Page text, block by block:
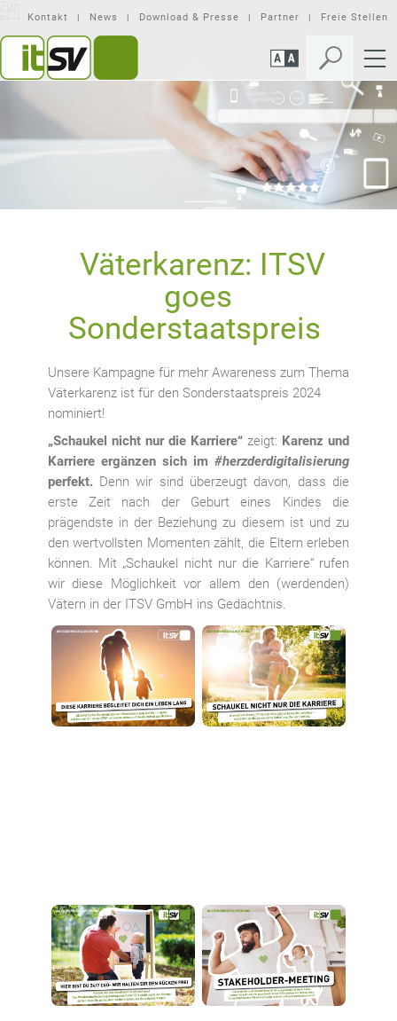
Seiteninhalt
springen
Mobilen
Navigation
springen
Kontakt News Download & Presse Partner Freie Stellen
Väterkarenz: ITSV
goes
Sonderstaatspreis
Unsere Kampagne für mehr Awareness zum Thema
Väterkarenz ist für den Sonderstaatspreis 2024
nominiert!
„Schaukel nicht nur die Karriere“ zeigt: Karenz und
Karriere ergänzen sich im#herzderdigitalisierung
perfekt.Denn wir sind überzeugt davon, dass die
erste Zeit nach der Geburt eines Kindes die
prägendste in der Beziehung zu diesem ist und zu
den wertvollsten Momenten zählt, die Eltern erleben
können. Mit „Schaukel nicht nur die Karriere“ rufen
wir diese Möglichkeit vor allem den (werdenden)
Vätern in der ITSV GmbH ins Gedächtnis.